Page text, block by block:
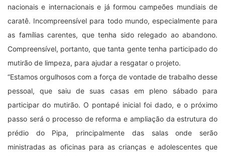
nacionais e internacionais e já formou campeões mundiais de
caratê. Incompreensível para todo mundo, especialmente para
as famílias carentes, que tenha sido relegado ao abandono.
Compreensível, portanto, que tanta gente tenha participado do
mutirão de limpeza, para ajudar a resgatar o projeto.
“Estamos orgulhosos com a força de vontade de trabalho desse
pessoal, que saiu de suas casas em pleno sábado para
participar do mutirão. O pontapé inicial foi dado, e o próximo
passo será o processo de reforma e ampliação da estrutura do
prédio do Pipa, principalmente das salas onde serão
ministradas as oficinas para as crianças e adolescentes que